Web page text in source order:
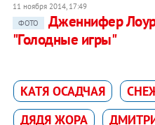
11 ноября 2014, 17:49
ФОТО
Дженнифер
"Голодные игры"
КАТЯ ОСАДЧАЯ
ДЯДЯ ЖОРА